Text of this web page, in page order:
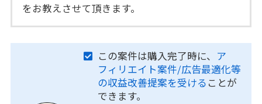
をお教えさせて頂きます。
この案件は購入完了時に、 ア
フィリエイト案件/広告最適化等
の収益改善提案を受ける ことが
できます。